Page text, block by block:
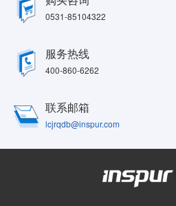
0531-85104322
服务热线
400-860-6262
联系邮箱
lcjrqdb@inspur.com